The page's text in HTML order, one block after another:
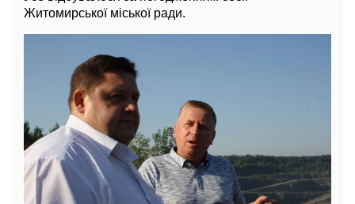
Житомирської міської ради.